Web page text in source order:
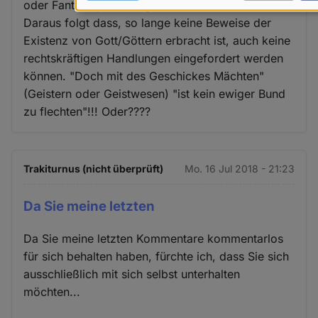
oder Fantasiepartnern geschlossen werden.
Daraus folgt dass, so lange keine Beweise der
Existenz von Gott/Göttern erbracht ist, auch keine
rechtskräftigen Handlungen eingefordert werden
können. "Doch mit des Geschickes Mächten"
(Geistern oder Geistwesen) "ist kein ewiger Bund
zu flechten"!!! Oder????
Trakiturnus (nicht überprüft) Mo. 16 Jul 2018 - 21:23
Da Sie meine letzten
Da Sie meine letzten Kommentare kommentarlos
für sich behalten haben, fürchte ich, dass Sie sich
ausschließlich mit sich selbst unterhalten
möchten...
Daten
und
Cookies